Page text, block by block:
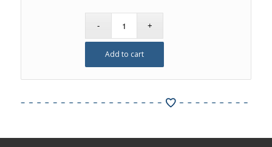
Add to cart